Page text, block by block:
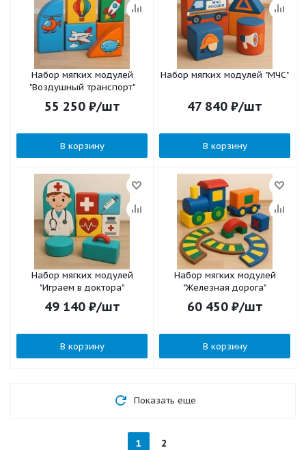
Набор мягких модулей
"Воздушный транспорт"
55 250₽/шт
В корзину
Набор мягких модулей "МЧС"
47 840 ₽/шт
В корзину
Набор мягких модулей
"Играем в доктора"
49 140₽/шт
В корзину
Набор мягких модулей
"Железная дорога"
60 450₽/шт
В корзину
Показать еще
1 2